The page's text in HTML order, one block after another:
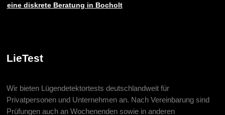
eine diskrete Beratung in Bocholt
LieTest
Wir bieten Lügendetektortests deutschlandweit für
Privatpersonen und Unternehmen an. Nach Vereinbarung sind
Prüfungen auch an Wochenenden sowie in anderen